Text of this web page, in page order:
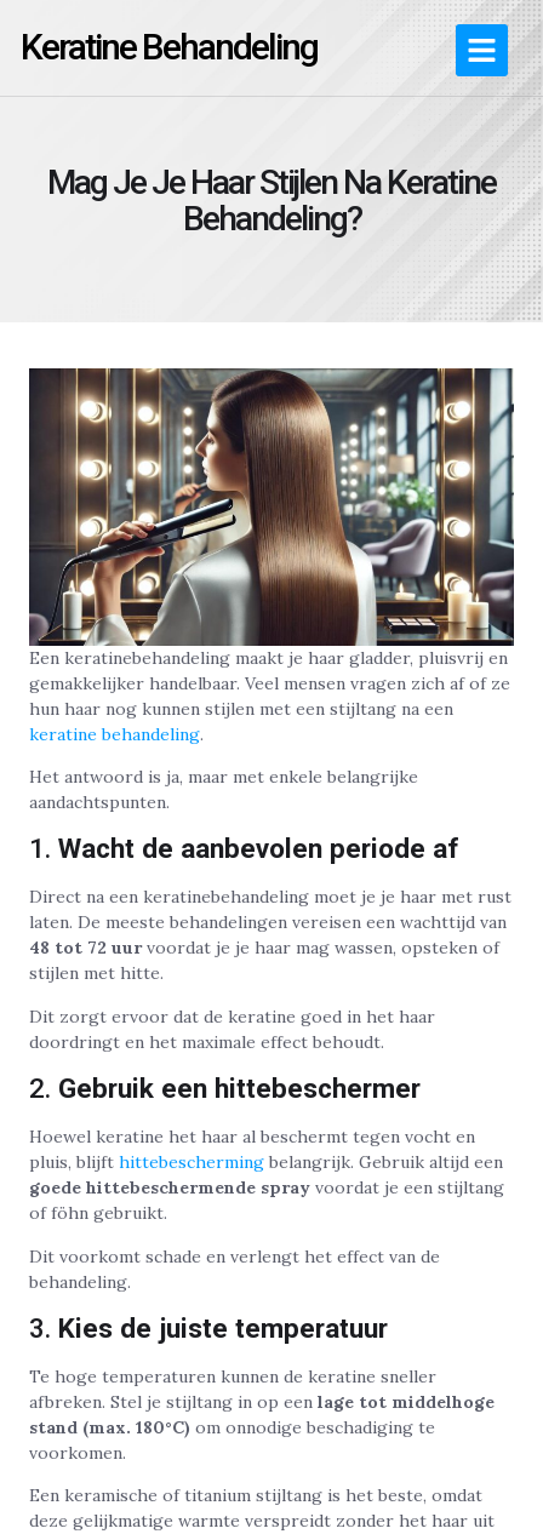
Keratine Behandeling
Mag Je Je Haar Stijlen Na Keratine
Behandeling?
Een keratinebehandeling maakt je haar gladder, pluisvrij en
gemakkelijker handelbaar. Veel mensen vragen zich af of ze
hun haar nog kunnen stijlen met een stijltang na een
keratine behandeling.
Het antwoord is ja, maar met enkele belangrijke
aandachtspunten.
1. Wacht de aanbevolen periode af
Direct na een keratinebehandeling moet je je haar met rust
laten. De meeste behandelingen vereisen een wachttijd van
48 tot 72 uurvoordat je je haar mag wassen, opsteken of
stijlen met hitte.
Dit zorgt ervoor dat de keratine goed in het haar
doordringt en het maximale effect behoudt.
2. Gebruik een hittebeschermer
Hoewel keratine het haar al beschermt tegen vocht en
pluis, blijft hittebescherming belangrijk. Gebruik altijd een
goede hittebeschermende spray voordat je een stijltang
of föhn gebruikt.
Dit voorkomt schade en verlengt het effect van de
behandeling.
3. Kies de juiste temperatuur
Te hoge temperaturen kunnen de keratine sneller
afbreken. Stel je stijltang in op een lage tot middelhoge
stand (max. 180°C) om onnodige beschadiging te
voorkomen.
Een keramische of titanium stijltang is het beste, omdat
deze gelijkmatige warmte verspreidt zonder het haar uit